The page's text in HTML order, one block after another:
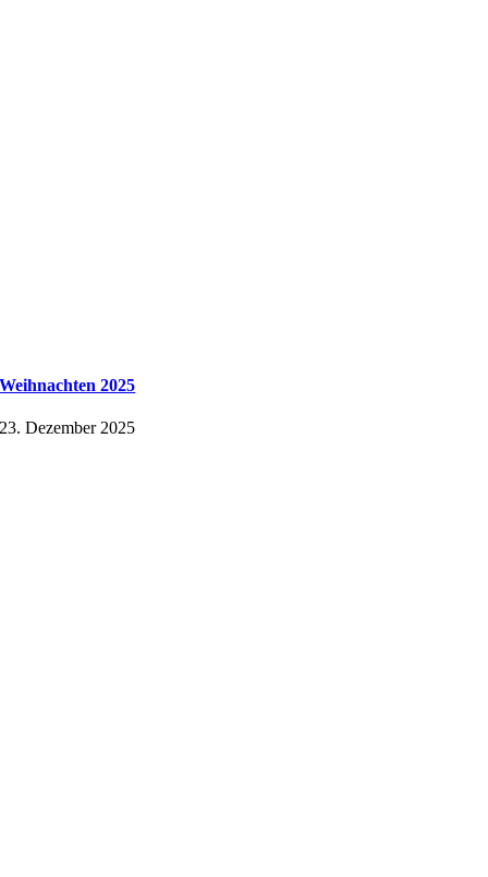
Weihnachten 2025
23. Dezember 2025